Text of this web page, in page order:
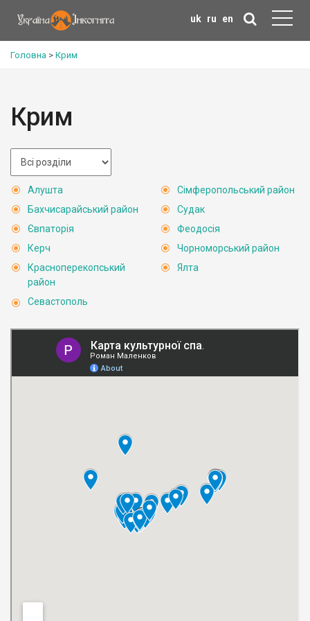
uk ru en
Головна > Крим
Крим
Алушта
Бахчисарайський район
Євпаторія
Керч
Красноперекопський
район
Севастополь
Сімферопольський район
Судак
Феодосія
Чорноморський район
Ялта